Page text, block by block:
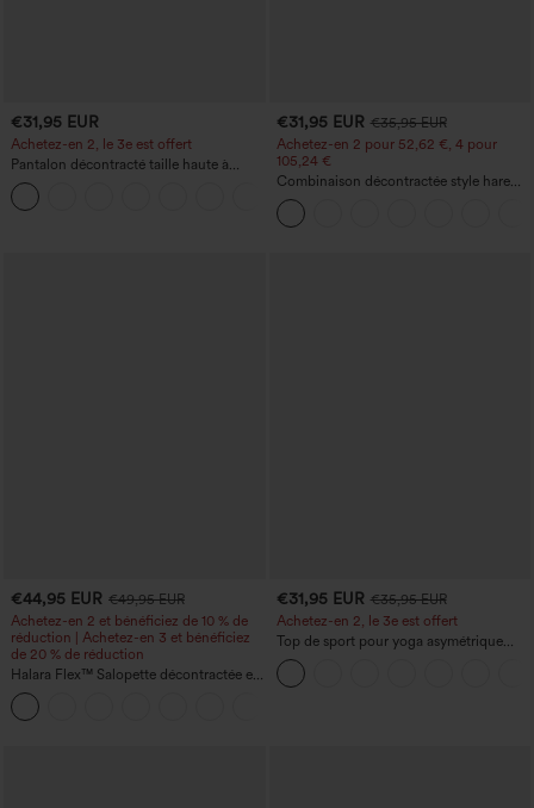
€31,95 EUR
Achetez-en 2, le 3e est offert
Pantalon décontracté taille haute à
cordon, coupe large en mélange de lin,
avec poches
€31,95 EUR €35,95 EUR
Achetez-en 2 pour 52,62 €, 4 pour
105,24 €
Combinaison décontractée style harem,
encolure en U et poche - Édition Easy
Peezy
€44,95 EUR €49,95 EUR
Achetez-en 2 et bénéficiez de 10 % de
réduction | Achetez-en 3 et bénéficiez
de 20 % de réduction
Halara Flex™ Salopette décontractée en
denim lavé à encolure en V avec poche
€31,95 EUR €35,95 EUR
Achetez-en 2, le 3e est offert
Top de sport pour yoga asymétrique
(une épaule) à manches longues avec
ouverture pour le pouce, ourlet arrondi
haut-bas, séchage rapide, soutien-gorge